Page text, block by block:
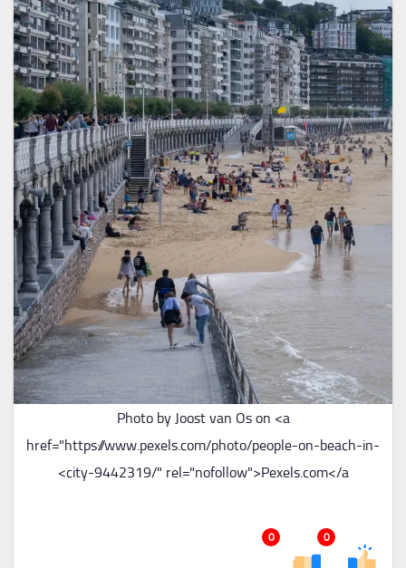
Photo by Joost van Os on <a
href="https://www.pexels.com/photo/people-on-beach-in-
city-9442319/" rel="nofollow">Pexels.com</a>
0
0